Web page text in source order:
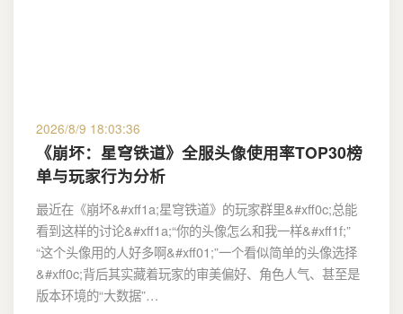
2026/8/9 18:03:36
《崩坏：星穹铁道》全服头像使用率TOP30榜
单与玩家行为分析
最近在《崩坏&#xff1a;星穹铁道》的玩家群里&#xff0c;总能
看到这样的讨论&#xff1a;“你的头像怎么和我一样&#xff1f;”
“这个头像用的人好多啊&#xff01;”一个看似简单的头像选择
&#xff0c;背后其实藏着玩家的审美偏好、角色人气、甚至是
版本环境的“大数据”…